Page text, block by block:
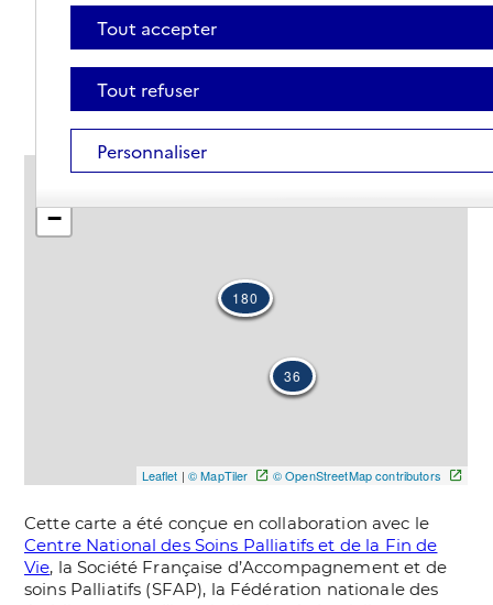
Tout accepter
Tout refuser
Personnaliser